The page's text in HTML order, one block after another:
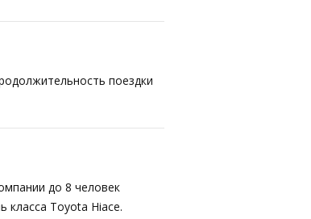
поездки
до 8 человек
класса Toyota Hiace.